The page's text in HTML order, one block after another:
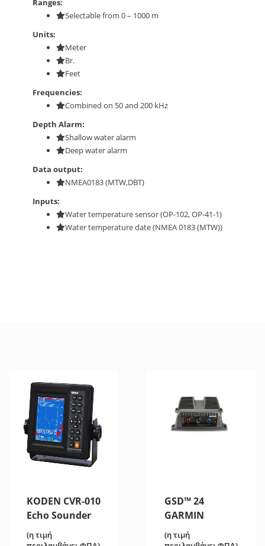
Ranges:
Selectable from 0 – 1000 m
Units:
Meter
Br.
Feet
Frequencies:
Combined on 50 and 200 kHz
Depth Alarm:
Shallow water alarm
Deep water alarm
Data output:
NMEA0183 (MTW,DBT)
Inputs:
Water temperature sensor (OP-102, OP-41-1)
Water temperature date (NMEA 0183 (MTW))
KODEN CVR-010
Echo Sounder
(η τιμή
GSD™ 24
GARMIN
(η τιμή